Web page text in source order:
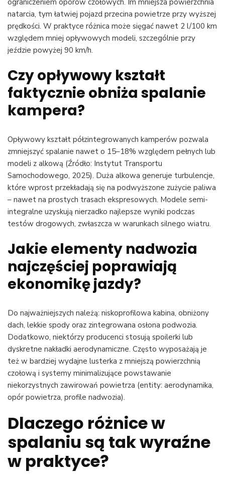
natarcia, tym łatwiej pojazd przecina powietrze przy wyższej
prędkości. W praktyce różnica może sięgać nawet 2 l/100 km
względem mniej opływowych modeli, szczególnie przy
jeździe powyżej 90 km/h.
Czy opływowy kształt
faktycznie obniża spalanie
kampera?
Opływowy kształt półzintegrowanych kamperów pozwala
zmniejszyć spalanie nawet o 15–18% względem pełnych lub
modeli z alkową (Źródło: Instytut Transportu
Samochodowego, 2025). Duża alkowa generuje turbulencje,
które wprost przekładają się na podwyższone zużycie paliwa
– nawet na prostych trasach ekspresowych. Modele semi-
integralne uzyskują nierzadko najlepsze wyniki podczas
testów drogowych, zwłaszcza w warunkach silnego wiatru.
Jakie elementy nadwozia
najczęściej poprawiają
ekonomikę jazdy?
Do najważniejszych należą: niskoprofilowa kabina, obniżony
dach, lekkie spody oraz zintegrowana osłona podwozia.
Dodatkowo, niektórzy producenci stosują spoilerki lub
dyskretne nakładki aerodynamiczne. Często wyposażają je
też w bardziej wydajne lusterka z mniejszą powierzchnią
czołową i systemy minimalizujące powstawanie
niekorzystnych zawirowań powietrza (entity: aerodynamika,
opór powietrza, profile nadwozia).
Dlaczego różnice w
spalaniu są tak wyraźne
w praktyce?